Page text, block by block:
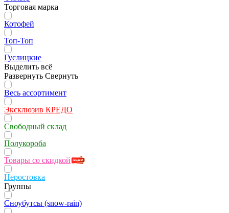
Торговая марка
Котофей
Топ-Топ
Гуслицкие
Выделить всё
Развернуть Свернуть
Весь ассортимент
Эксклюзив КРЕДО
Свободный склад
Полукороба
Товары со скидкой
Неростовка
Группы
Сноубутсы (snow-rain)